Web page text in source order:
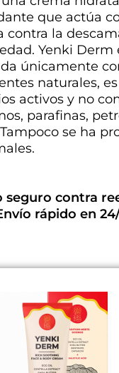
que actúa
contra la
Yenki Derm
únicamente
naturales,
activos y no
parafinas,
se ha
seguro contra
rápido en